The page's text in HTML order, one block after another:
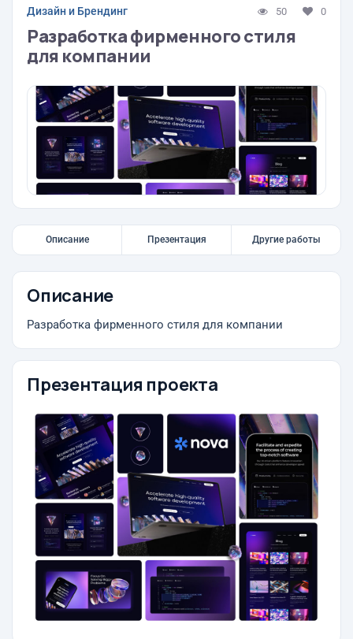
Дизайн и Брендинг 50 0
Разработка фирменного стиля
для компании
Описание Презентация Другие работы
Описание
Разработка фирменного стиля для компании
Презентация проекта